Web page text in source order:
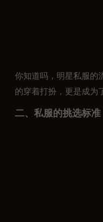
你知道吗，明星私服的
的穿着打扮，更是成为
二、私服的挑选标准